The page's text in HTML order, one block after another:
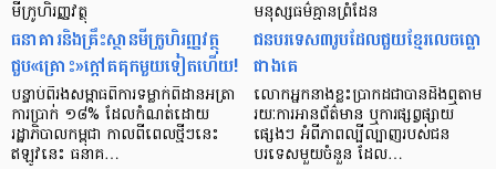
មីក្រូ​ហិរញ្ញវត្ថុ
ធនាគារ​និង​គ្រឹះស្ថាន​មីក្រូ​ហិរញ្ញវត្ថុ​
ជួប«គ្រោះ»ក្តៅ​គគុក​មួយ​ទៀត​ហើយ!
បន្ទាប់​ពី​រង​សម្ពាធ​​ពី​ការ​ទម្លាក់​ពិដាន​អត្រា​
ការ​ប្រាក់ ១៨​% ដែល​កំណត់​ដោយ​
រដ្ឋាភិបាល​កម្ពុជា កាល​ពី​ពេល​ថ្មីៗ​នេះ
ឥឡូវ​នេះ ធនាគ…
មនុស្ស​ធម៌​គ្មាន​ព្រំដែន
ជន​បរទេស​៣​រូប​ដែល​ជួយ​ខ្មែរ​លេច​ធ្លោ​
ជាង​គេ
លោកអ្នក​នាង​ខ្លះ​ប្រាកដ​ជា​បាន​​ដឹង​ឮ​តាម​
រយៈ​ការ​អាន​ព័ត៌មាន ឬ​ការ​ផ្សព្វផ្សាយ​
ផ្សេងៗ អំពី​ភាព​ល្បីល្បាញ​របស់​ជន​
បរទេស​មួយ​ចំនួន ដែល…